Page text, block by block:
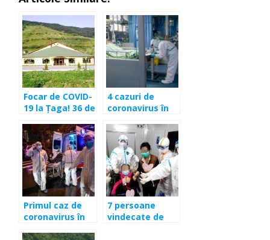
Focar de COVID-
19 la Ţaga! 36 de
depistate
pozitiv
4 cazuri de
coronavirus în
izolaţi la
domiciliu, 132
carantinaţi
instituţionalizat.
Mesajul
prefectului
Primul caz de
coronavirus în
7 persoane
vindecate de